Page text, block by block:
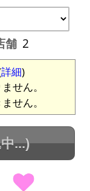
舗 2
詳細)
せん。
せん。
...)